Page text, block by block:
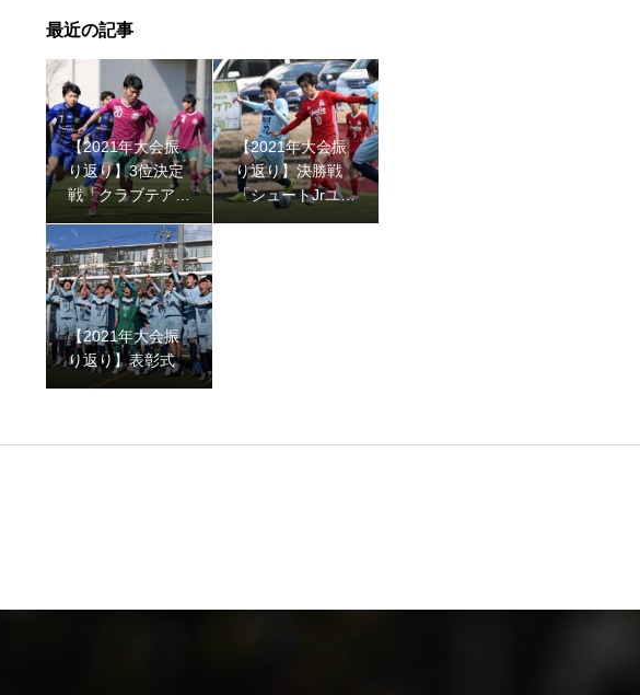
【2021年大会振り返り】表彰式
最近の記事
【2021年大会振
り返り】3位決定
戦「クラブテアト
ロJY vs 瀬谷イン
ターナショナル」
【2021年大会振
り返り】決勝戦
「シュートJrユー
【2021年大会振
り返り】表彰式